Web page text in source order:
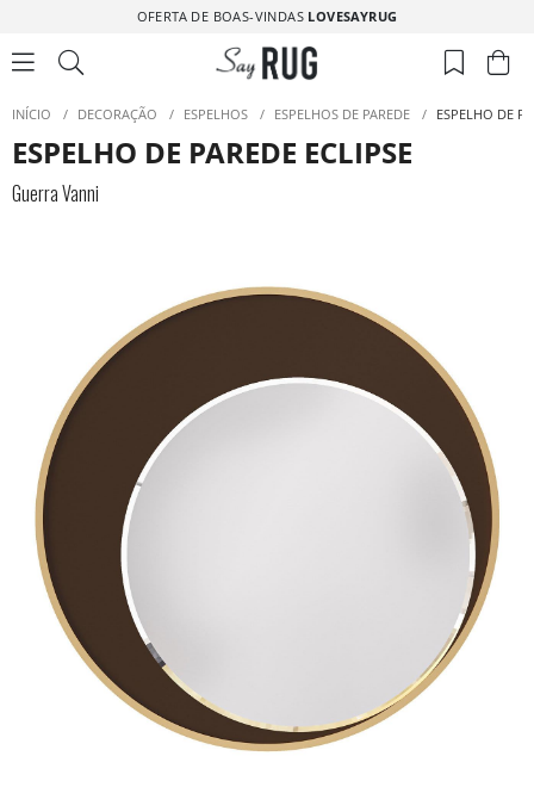
OFERTA DE BOAS-VINDAS LOVESAYRUG
INÍCIO / DECORAÇÃO / ESPELHOS / ESPELHOS DE PAREDE / ESPELHO DE
ESPELHO DE PAREDE ECLIPSE
Guerra Vanni